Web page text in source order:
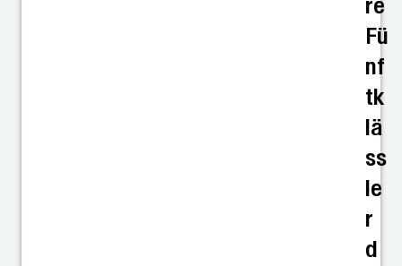
re
Fü
nf
tk
lä
ss
le
r
d